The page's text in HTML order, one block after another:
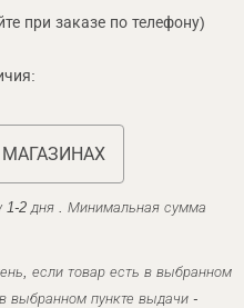
при заказе по телефону)
1-2 дня . Минимальная сумма
если товар есть в выбранном
выбранном пункте выдачи -